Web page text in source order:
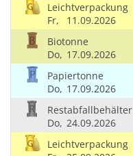
Leichtverpackung
Fr,
11.09.2026
Biotonne
Do, 17.09.2026
Papiertonne
Do, 17.09.2026
Restabfallbehälter
Do, 24.09.2026
Leichtverpackung